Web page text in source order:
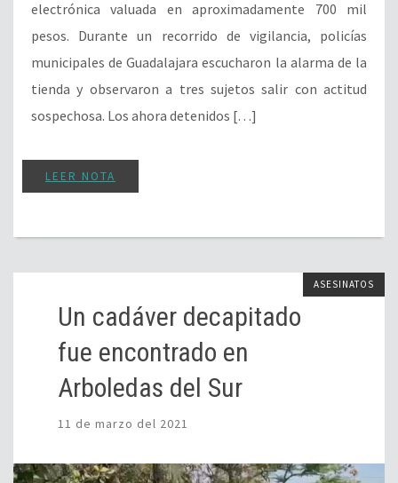
electrónica valuada en aproximadamente 700 mil
pesos. Durante un recorrido de vigilancia, policías
municipales de Guadalajara escucharon la alarma de la
tienda y observaron a tres sujetos salir con actitud
sospechosa. Los ahora detenidos […]
LEER NOTA
ASESINATOS
Un cadáver decapitado
fue encontrado en
Arboledas del Sur
11 de marzo del 2021